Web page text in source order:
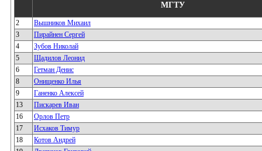
МГТУ
2
Вышников Михаил
3
Пирайнен Сергей
4
Зубов Николай
5
Щадилов Леонид
6
Гетман Денис
8
Онищенко Илья
9
Ганенко Алексей
13
Пискарев Иван
16
Орлов Петр
17
Исхаков Тимур
18
Котов Андрей